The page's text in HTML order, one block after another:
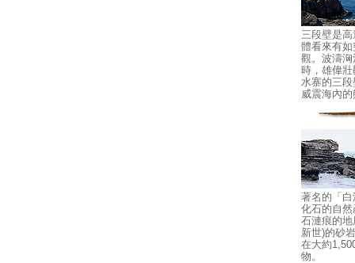
三段壁是
體看來有
觀。波濤
時，雄偉
水寨的三
威震海內
著名的「
化石的自
石漣痕的
新世)的砂
在大約
物。